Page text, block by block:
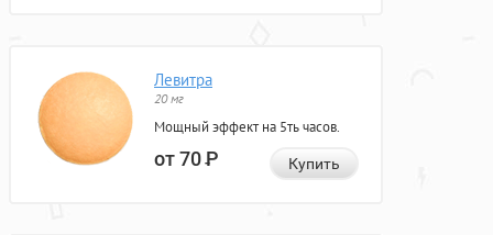
Левитра
20 мг
Мощный эффект на 5ть часов.
от 70Р Купить